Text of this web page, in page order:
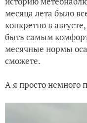
месяца лета было
конкретно в
быть самым
месячные нормы
сможете.
А я просто немного